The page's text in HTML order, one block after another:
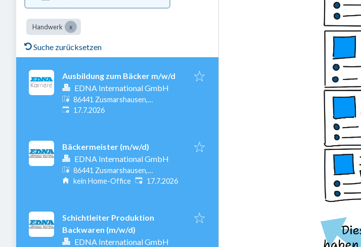
Handwerk
Suche zurücksetzen
Ausbildung zum Bäcker m/w/d
EDNA International GmbH
86441 Zusmarshausen,
Deutschland
Veröffentlicht
17.7.2026
Bäckermeister (m/w/d)
EDNA International GmbH
86441 Zusmarshausen,
Deutschland
kein Home-Office Veröffentlicht
17.7.2026
Schichtleiter Produktion
Backwaren (m/w/d)
EDNA International GmbH